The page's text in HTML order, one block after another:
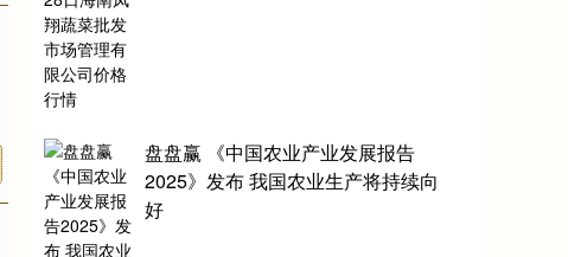
盘盘赢 《中国农业产业发展报告
2025》发布 我国农业生产将持续向
好